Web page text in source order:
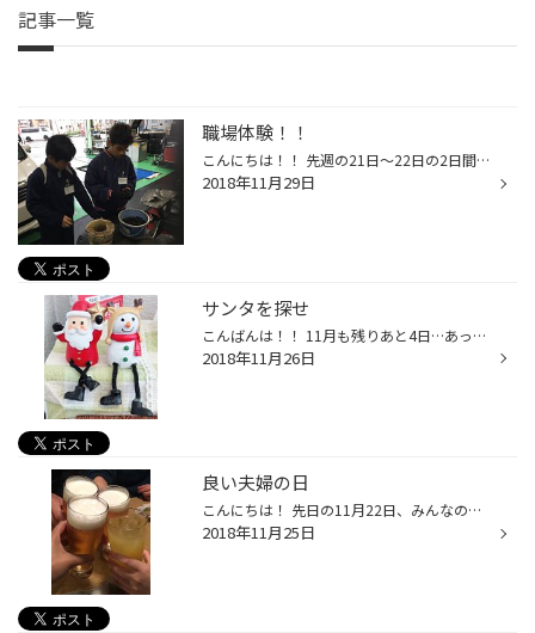
記事一覧
職場体験！！
こんにちは！！ 先週の21日〜22日の2日間、堺市立鳳中学校から 2名職場体験に来てくれました（≧∇≦） タイヤの組み替えやタイヤのワックス掛け、 お客様へのお茶出し等してくれました☆ お客様へのご来店の挨拶やお見送りの挨拶も積極的にしてくれていましたよ☆ スタッフも2日間楽しかったです♪ また...
2018年11月29日
サンタを探せ
こんばんは！！ 11月も残りあと4日…あっという間ですね(´･_･`) 来月の12月と言えばクリスマス☆★ お店にも少しクリスマスの雰囲気を出したくて飾ってみました（￣+ー￣） さりげな〜〜く飾っていますので、当店に来られた際、探してみてください（笑）
2018年11月26日
良い夫婦の日
こんにちは！ 先日の11月22日、みんなの仕事終わりに良い夫婦の日に久々家族で食事へ♪ 喧嘩する事もありますが、これからも仲良しでいて欲しいです…切実に（笑） 2人共美味しいご飯と美味しいお酒にほろ酔いで幸せそうでした♪
2018年11月25日